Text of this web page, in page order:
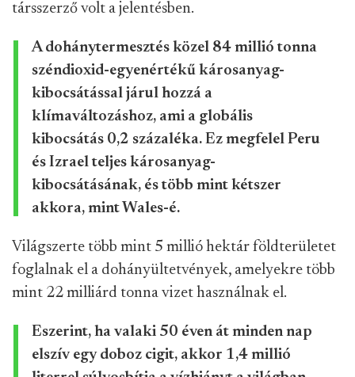
társszerző volt a jelentésben.
A dohánytermesztés közel 84 millió tonna
széndioxid-egyenértékű károsanyag-
kibocsátással járul hozzá a
klímaváltozáshoz, ami a globális
kibocsátás 0,2 százaléka. Ez megfelel Peru
és Izrael teljes károsanyag-
kibocsátásának, és több mint kétszer
akkora, mint Wales-é.
Világszerte több mint 5 millió hektár földterületet
foglalnak el a dohányültetvények, amelyekre több
mint 22 milliárd tonna vizet használnak el.
Eszerint, ha valaki 50 éven át minden nap
elszív egy doboz cigit, akkor 1,4 millió